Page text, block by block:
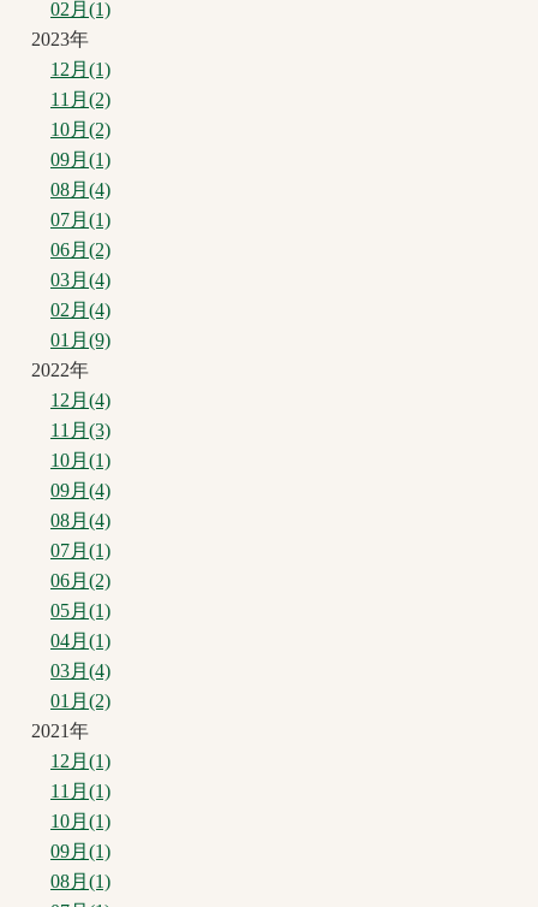
02月(1)
2023年
12月(1)
11月(2)
10月(2)
09月(1)
08月(4)
07月(1)
06月(2)
03月(4)
02月(4)
01月(9)
2022年
12月(4)
11月(3)
10月(1)
09月(4)
08月(4)
07月(1)
06月(2)
05月(1)
04月(1)
03月(4)
01月(2)
2021年
12月(1)
11月(1)
10月(1)
09月(1)
08月(1)